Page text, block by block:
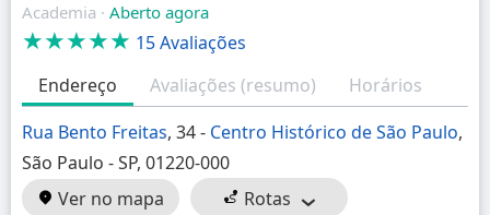
Academia · Aberto agora
★★★★★ 15 Avaliações
Endereço
Avaliações (resumo)
Horários
Rua Bento Freitas, 34 - Centro Histórico de São Paulo,
São Paulo - SP, 01220-000
Ver no mapa
Rotas